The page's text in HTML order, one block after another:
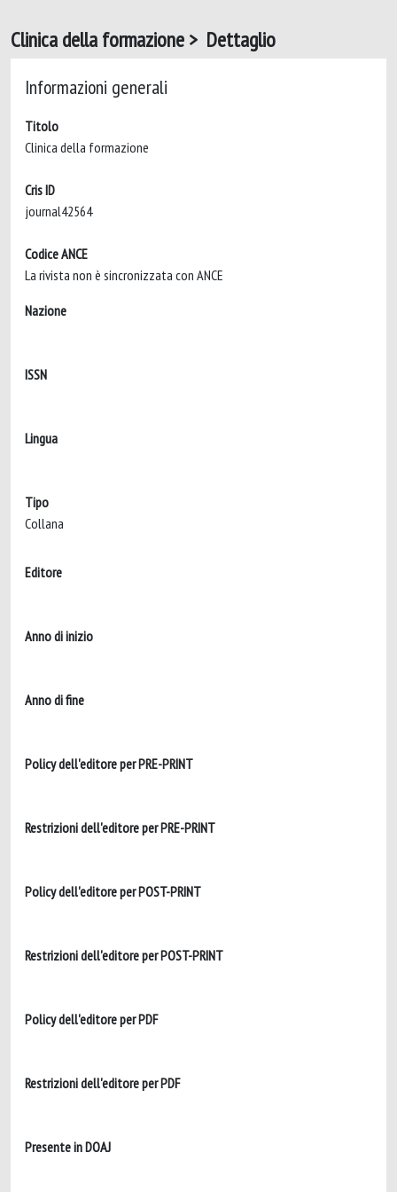
Clinica della formazione > Dettaglio
Informazioni generali
Titolo
Cris ID
Codice ANCE
La rivista non è sincronizzata con ANCE
Nazione
ISSN
Lingua
Tipo
Collana
Editore
Anno di inizio
Anno di fine
Policy dell'editore per PRE-PRINT
Restrizioni dell'editore per PRE-PRINT
Policy dell'editore per POST-PRINT
Restrizioni dell'editore per POST-PRINT
Policy dell'editore per PDF
Restrizioni dell'editore per PDF
Presente in DOAJ